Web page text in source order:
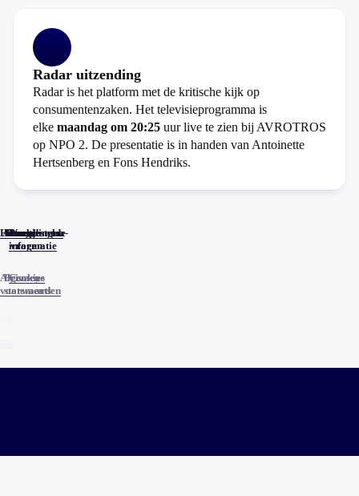
Radar uitzending
Radar is het platform met de kritische kijk op
consumentenzaken. Het televisieprogramma is
elke maandag om 20:25 uur live te zien bij AVROTROS
op NPO 2. De presentatie is in handen van Antoinette
Hertsenberg en Fons Hendriks.
Home
Actueel
Uitzendingen
Reacties
Programma-
informatie
Veelgestelde
vragen
Algemene
voorwaarden
Privacy
statements
Cookies